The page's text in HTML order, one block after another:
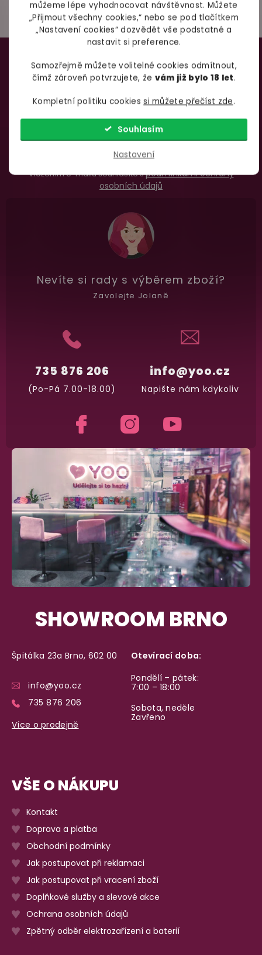
můžeme lépe vyhodnocovat návštěvnost. Můžete
„Přijmout všechny cookies,“ nebo se pod tlačítkem
„Nastavení cookies“ dozvědět vše podstatné a
nastavit si preference.
Samozřejmě můžete volitelné cookies odmítnout,
čímž zároveň potvrzujete, že vám již bylo 18 let.
Kompletní politiku cookiessi můžete přečíst zde.
Nastavení
Souhlasím
98% spokojenost
recenzí ověřených zakazníků
Nikdo nepozná, co jste si objednali. Mrkněte,
vypadá balíček.
Dodání do 2. dne
Na rychlosti záleží! Vše důležité máme
a okamžitě odesíláme.
Garance vrácení peněz
30 dnína bezplatné vrácení zboží
TAJNÉ TRIKY PRO BOŽÍ
SEX
Vložením e-mailu souhlasíte spodmínkami ochrany
osobních údajů
info@yoo.cz
Napište nám kdykoliv
735 876 206
(Po-Pá 7.00-18.00)
Nevíte si rady s výběrem zboží?
Zavolejte Jolaně
SHOWROOM BRNO
Špitálka 23a Brno, 602 00
info@yoo.cz
735 876 206
Více o prodejně
Otevírací doba:
Pondělí – pátek:
7:00 – 18:00
Sobota, neděle
Zavřeno
VŠE O NÁKUPU
Kontakt
Doprava a platba
Obchodní podmínky
Jak postupovat při reklamaci
Jak postupovat při vracení zboží
Doplňkové služby a slevové akce
Ochrana osobních údajů
Zpětný odběr elektrozařízení a baterií